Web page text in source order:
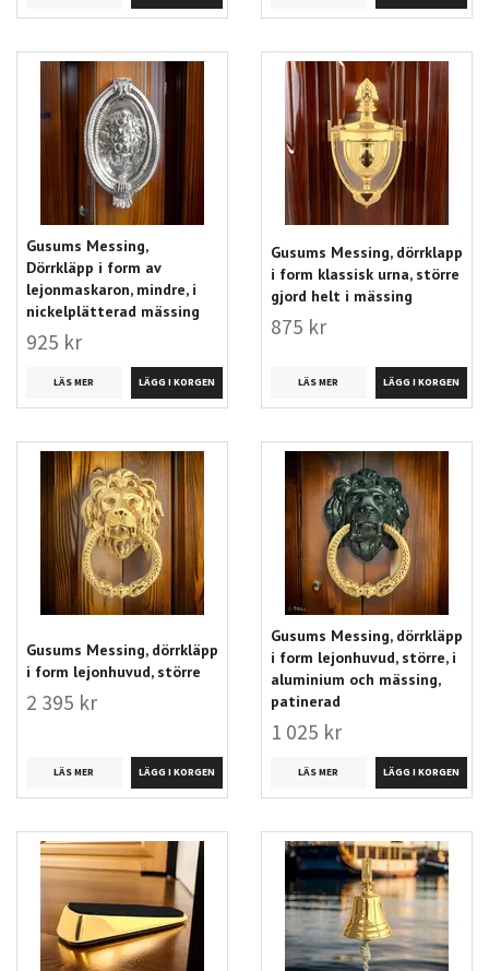
Gusums Messing,
Dörrkläpp i form av
lejonmaskaron, mindre, i
nickelplätterad mässing
925 kr
LÄS MER
Gusums Messing, dörrklapp
i form klassisk urna, större
gjord helt i mässing
875 kr
LÄS MER
Gusums Messing, dörrkläpp
i form lejonhuvud, större
2 395 kr
LÄS MER
Gusums Messing, dörrkläpp
i form lejonhuvud, större, i
aluminium och mässing,
patinerad
1 025 kr
LÄS MER